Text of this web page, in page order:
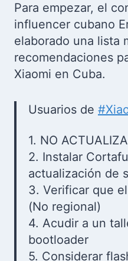
Para empezar, el
influencer cubano
elaborado una lista
recomendaciones
Xiaomi en Cuba.
Usuarios de
1. NO
2. Instalar
actualización de
3. Verificar que
(No regional)
4. Acudir a un
bootloader
5. Considerar